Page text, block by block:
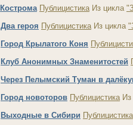
Кострома ПублицистикаИз цикла
Два героя ПублицистикаИз цикла
Город Крылатого Коня
Клуб Анонимных Знаменитостей
Через Пелымский Туман в
Город новоторов ПублицистикаИз
Выходные в Сибири Публицистика